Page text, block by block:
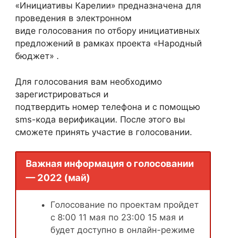
«Инициативы Карелии» предназначена для
проведения в электронном
виде голосования по отбору инициативных
предложений в рамках проекта «Народный
бюджет» .
Для голосования вам необходимо
зарегистрироваться и
подтвердить номер телефона и с помощью
sms-кода верификации. После этого вы
сможете принять участие в голосовании.
Важная информация о голосовании
— 2022 (май)
Голосование по проектам пройдет
с 8:00 11 мая по 23:00 15 мая и
будет доступно в онлайн-режиме